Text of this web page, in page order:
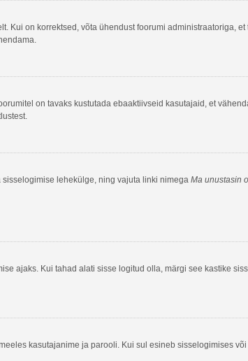
on korrektsed, võta ühendust foorumi administraatoriga, et
on tavaks kustutada ebaaktiivseid kasutajaid, et
lehekülge, ning vajuta linki nimega Ma unustasin
ajaks. Kui tahad alati sisse logitud olla, märgi see kastike
kasutajanime ja parooli. Kui sul esineb sisselogimises